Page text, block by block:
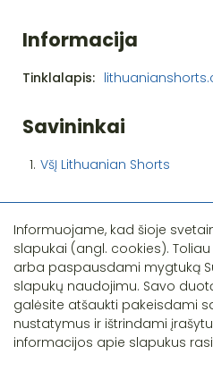
Informacija
Tinklalapis:
Savininkai
1. VšĮ Lithuanian Shorts
Informuojame, kad šioje
slapukai (angl. cookies).
arba paspausdami mygtuką
slapukų naudojimu. Savo
galėsite atšaukti pakeisdami
nustatymus ir ištrindami
informacijos apie slapukus